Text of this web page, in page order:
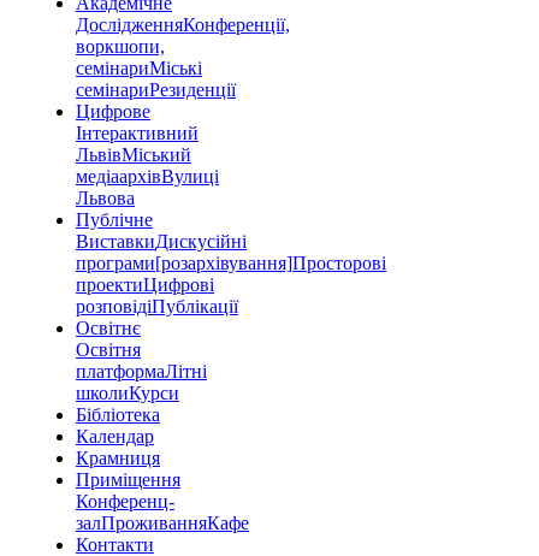
ДослідженняКонференції,
воркшопи,
семінариМіські
семінариРезиденції
Цифрове
Інтерактивний
ЛьвівМіський
медіаархівВулиці
Львова
Публічне
ВиставкиДискусійні
програми[розархівування]Просторові
проектиЦифрові
розповідіПублікації
Освітнє
Освітня
платформаЛітні
школиКурси
Бібліотека
Календар
Крамниця
Приміщення
Конференц-
залПроживанняКафе
Контакти